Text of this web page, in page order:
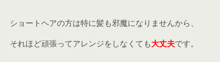
ショートヘアの方は特に髪も邪魔になりませんから、
それほど頑張ってアレンジをしなくても大丈夫です。